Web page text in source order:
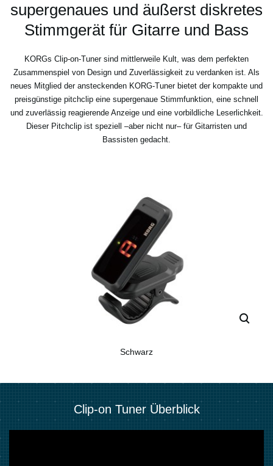
supergenaues und äußerst diskretes
Stimmgerät für Gitarre und Bass
KORGs Clip-on-Tuner sind mittlerweile Kult, was dem perfekten
Zusammenspiel von Design und Zuverlässigkeit zu verdanken ist. Als
neues Mitglied der ansteckenden KORG-Tuner bietet der kompakte und
preisgünstige pitchclip eine supergenaue Stimmfunktion, eine schnell
und zuverlässig reagierende Anzeige und eine vorbildliche Leserlichkeit.
Dieser Pitchclip ist speziell –aber nicht nur– für Gitarristen und
Bassisten gedacht.
Schwarz
Clip-on Tuner Überblick